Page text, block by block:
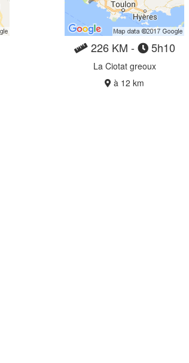
226 KM - 5h10
La Ciotat greoux
à 12 km